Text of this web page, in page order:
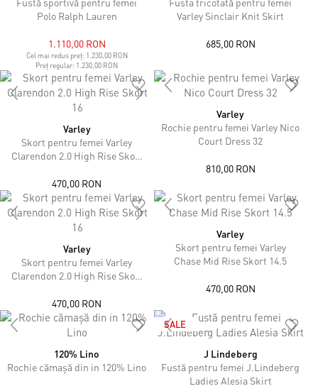
Polo Ralph Lauren
1.110,00 RON
Cel mai redus preț: 1.230,00 RON
Preț regular: 1.230,00 RON
Varley Sinclair Knit Skirt
685,00 RON
Varley
Skort pentru femei Varley
Clarendon 2.0 High Rise Skort
470,00 RON
Varley
Rochie pentru femei Varley Nico
Court Dress 32
810,00 RON
Varley
Skort pentru femei Varley
Clarendon 2.0 High Rise Skort
470,00 RON
Varley
Skort pentru femei Varley
Chase Mid Rise Skort 14.5
470,00 RON
120% Lino
Rochie cămașă din in 120% Lino
SALE
J Lindeberg
Fustă pentru femei J.Lindeberg
Ladies Alesia Skirt